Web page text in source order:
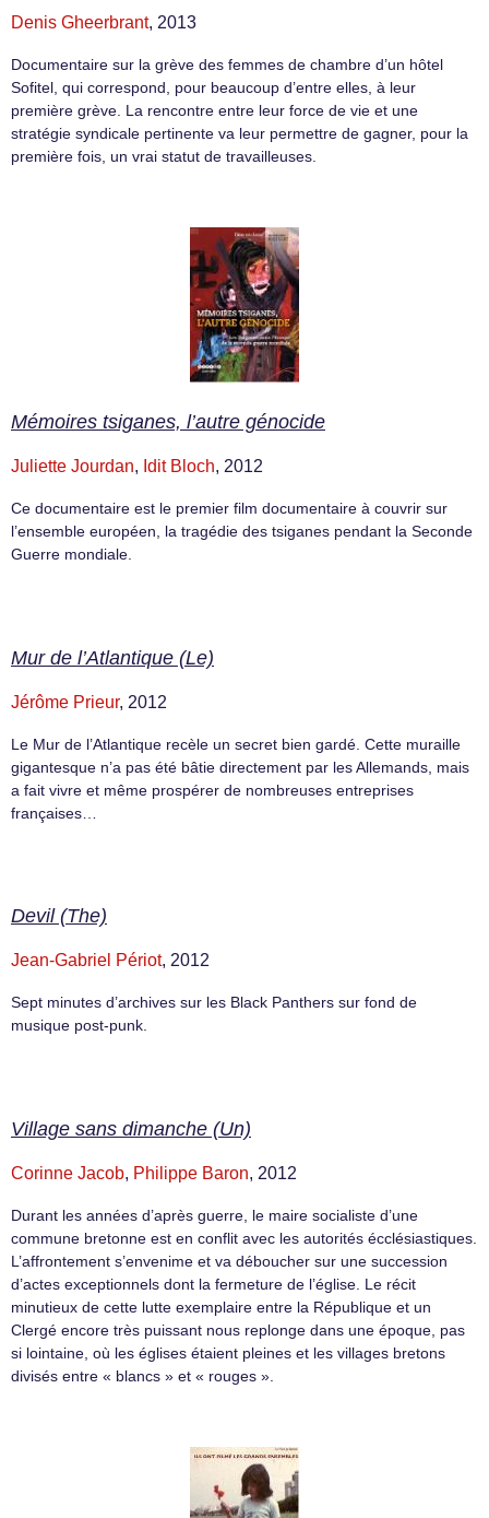
Denis Gheerbrant, 2013
Documentaire sur la grève des femmes de chambre d’un hôtel
Sofitel, qui correspond, pour beaucoup d’entre elles, à leur
première grève. La rencontre entre leur force de vie et une
stratégie syndicale pertinente va leur permettre de gagner, pour la
première fois, un vrai statut de travailleuses.
Mémoires tsiganes, l’autre génocide
Juliette Jourdan, Idit Bloch, 2012
Ce documentaire est le premier film documentaire à couvrir sur
l’ensemble européen, la tragédie des tsiganes pendant la Seconde
Guerre mondiale.
Mur de l’Atlantique (Le)
Jérôme Prieur, 2012
Le Mur de l’Atlantique recèle un secret bien gardé. Cette muraille
gigantesque n’a pas été bâtie directement par les Allemands, mais
a fait vivre et même prospérer de nombreuses entreprises
françaises…
Devil (The)
Jean-Gabriel Périot, 2012
Sept minutes d’archives sur les Black Panthers sur fond de
musique post-punk.
Village sans dimanche (Un)
Corinne Jacob, Philippe Baron, 2012
Durant les années d’après guerre, le maire socialiste d’une
commune bretonne est en conflit avec les autorités écclésiastiques.
L’affrontement s’envenime et va déboucher sur une succession
d’actes exceptionnels dont la fermeture de l’église. Le récit
minutieux de cette lutte exemplaire entre la République et un
Clergé encore très puissant nous replonge dans une époque, pas
si lointaine, où les églises étaient pleines et les villages bretons
divisés entre « blancs » et « rouges ».